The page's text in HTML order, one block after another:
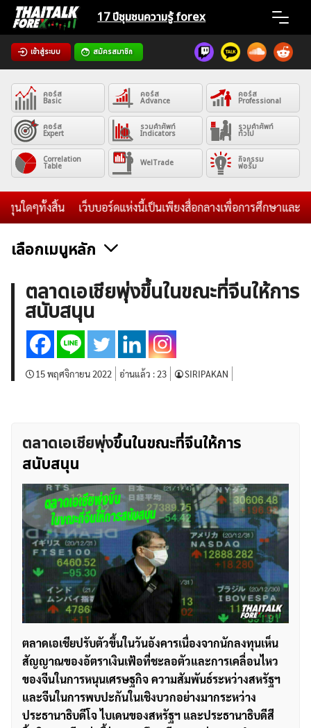
Skip
content
17 ปีชุมชนความรู้ forex
เข้าสู่ระบบ สมัครสมาชิก
Home
News
Articles
VPS Register
ค้นหา
สำหรับ:
คอร์ส
Basic
คอร์ส
Advance
คอร์ส
Professional
คอร์ส
Expert
รวมคำศัพท์
Indicators
รวมคำศัพท์
ทั่วไป
Correlation
Table WelTrade กิจกรรม
ฟอรั่ม
ดๆทั้งสิ้น เว็บบอร์ดแห่งนี้เป็นเพียงสื่อกลางเพื่อการศึกษาและแลก
เลือกเมนูหลัก
ข่าวฟอเร็กซ์และสกุลเงิน คริปโตเคอร์เรนซี
ฟรีซิกแนล รายวัน
บทวิเคราะห์
เศรษฐกิจทั่วไป
สินค้าโภคภัณฑ์
โบรกเกอร์ FX
โปรโมชั่น Forex
กองทุน Forex
ฟรี EA
ตลาดเอเชียพุ่งขึ้นในขณะที่จีนให้การ
สนับสนุน
15 พฤศจิกายน 2022 อ่านแล้ว :23 SIRIPAKAN
ตลาดเอเชียพุ่งขึ้นในขณะที่จีนให้การ
สนับสนุน
ตลาดเอเชียปรับตัวขึ้นในวันอังคารเนื่องจากนักลงทุนเห็น
สัญญาณของอัตราเงินเฟ้อที่ชะลอตัวและการเคลื่อนไหว
ของจีนในการหนุนเศรษฐกิจ ความสัมพันธ์ระหว่างสหรัฐฯ
และจีนในการพบปะกันในเชิงบวกอย่างมากระหว่าง
ประธานาธิบดีโจ ไบเดนของสหรัฐฯ และประธานาธิบดีสี